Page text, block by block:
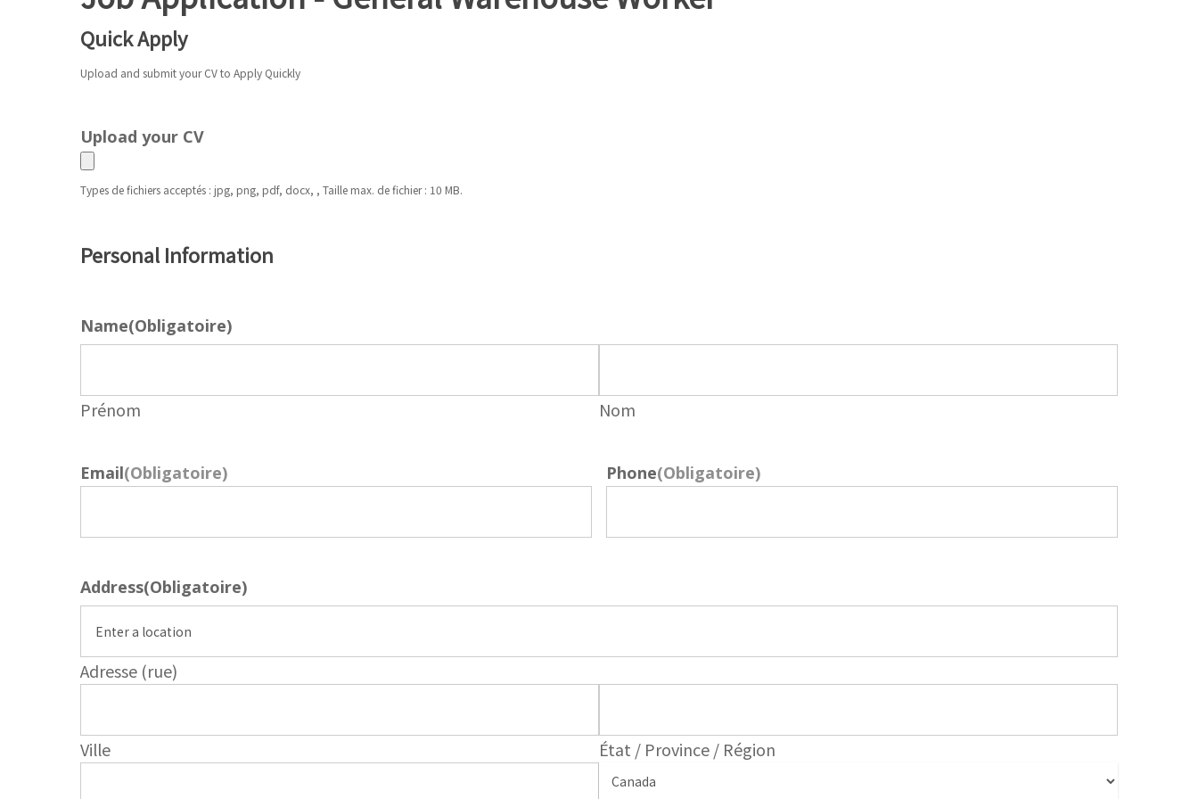
Quick Apply
Upload and submit your CV to Apply Quickly
Upload your CV
Types de fichiers acceptés : jpg, png, pdf, docx, , Taille max. de fichier : 10 MB.
Personal Information
Name(Obligatoire)
Prénom Nom
Email(Obligatoire) Phone(Obligatoire)
Address(Obligatoire)
Adresse (rue)
Ville État / Province / Région